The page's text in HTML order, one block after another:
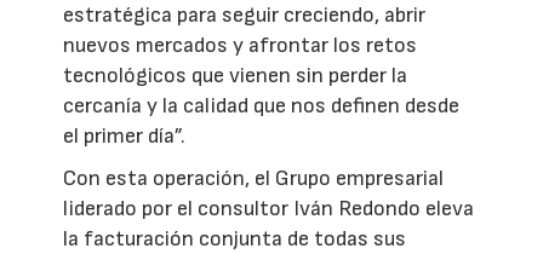
estratégica para seguir creciendo, abrir
nuevos mercados y afrontar los retos
tecnológicos que vienen sin perder la
cercanía y la calidad que nos definen desde
el primer día”.
Con esta operación, el Grupo empresarial
liderado por el consultor Iván Redondo eleva
la facturación conjunta de todas sus